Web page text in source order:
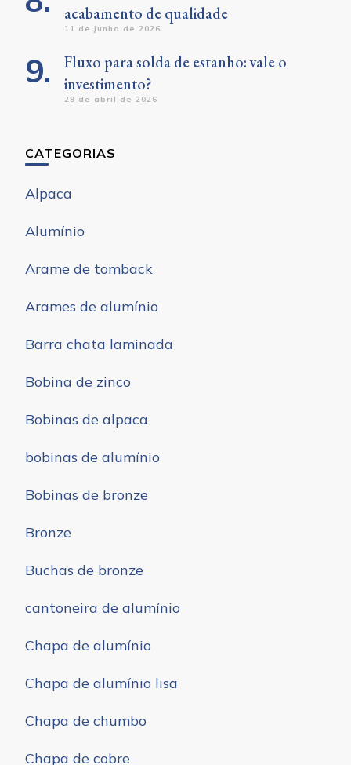
acabamento de qualidade
11 de junho de 2026
Fluxo para solda de estanho: vale o
investimento?
29 de abril de 2026
CATEGORIAS
Alpaca
Alumínio
Arame de tomback
Arames de alumínio
Barra chata laminada
Bobina de zinco
Bobinas de alpaca
bobinas de alumínio
Bobinas de bronze
Bronze
Buchas de bronze
cantoneira de alumínio
Chapa de alumínio
Chapa de alumínio lisa
Chapa de chumbo
Chapa de cobre